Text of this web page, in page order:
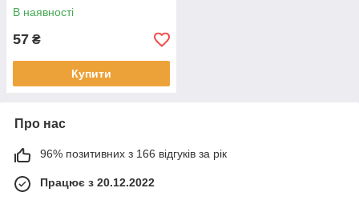
В наявності
57 ₴
Купити
Про нас
96% позитивних з 166 відгуків за рік
Працює з 20.12.2022